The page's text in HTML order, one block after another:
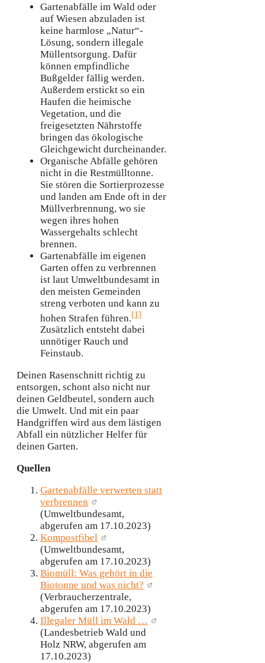
Gartenabfälle im Wald oder
auf Wiesen abzuladen ist
keine harmlose „Natur“-
Lösung, sondern illegale
Müllentsorgung. Dafür
können empfindliche
Bußgelder fällig werden.
Außerdem erstickt so ein
Haufen die heimische
Vegetation, und die
freigesetzten Nährstoffe
bringen das ökologische
Gleichgewicht durcheinander.
Organische Abfälle gehören
nicht in die Restmülltonne.
Sie stören die Sortierprozesse
und landen am Ende oft in der
Müllverbrennung, wo sie
wegen ihres hohen
Wassergehalts schlecht
brennen.
Gartenabfälle im eigenen
Garten offen zu verbrennen
ist laut Umweltbundesamt in
den meisten Gemeinden
streng verboten und kann zu
hohen Strafen führen.[1]
Zusätzlich entsteht dabei
unnötiger Rauch und
Feinstaub.
Deinen Rasenschnitt richtig zu
entsorgen, schont also nicht nur
deinen Geldbeutel, sondern auch
die Umwelt. Und mit ein paar
Handgriffen wird aus dem lästigen
Abfall ein nützlicher Helfer für
deinen Garten.
Quellen
Gartenabfälle verwerten statt
verbrennen
(Umweltbundesamt,
abgerufen am 17.10.2023)
Kompostfibel
(Umweltbundesamt,
abgerufen am 17.10.2023)
Biomüll: Was gehört in die
Biotonne und was nicht?
(Verbraucherzentrale,
abgerufen am 17.10.2023)
Illegaler Müll im Wald …
(Landesbetrieb Wald und
Holz NRW, abgerufen am
17.10.2023)